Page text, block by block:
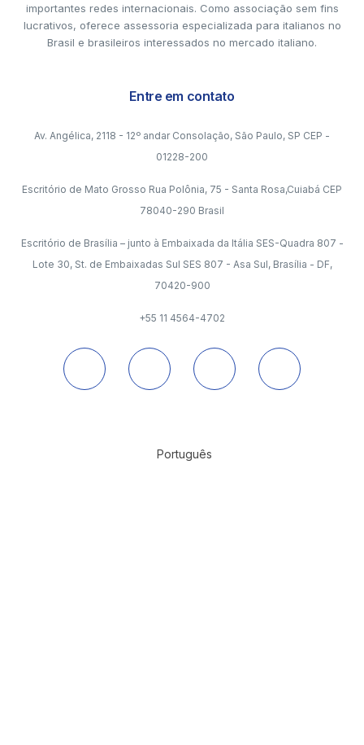
importantes redes internacionais. Como associação sem fins
lucrativos, oferece assessoria especializada para italianos no
Brasil e brasileiros interessados no mercado italiano.
Entre em contato
Av. Angélica, 2118 - 12º andar Consolação, São Paulo, SP CEP -
01228-200
Escritório de Mato Grosso Rua Polônia, 75 - Santa Rosa,Cuiabá CEP
78040-290 Brasil
Escritório de Brasília – junto à Embaixada da Itália SES-Quadra 807 -
Lote 30, St. de Embaixadas Sul SES 807 - Asa Sul, Brasília - DF,
70420-900
+55 11 4564-4702
Português